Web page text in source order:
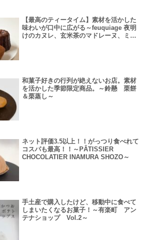
【最高のティータイム】素材を活かした
味わいが口中に広がる～feuquiage 夜明
けのカヌレ、玄米茶のマドレーヌ、ミル
和菓子好きの行列が絶えないお店。素材
を活かした季節限定商品。～鈴懸 栗餅
＆栗蒸し～
ネット評価3.5以上！！がっつり食べれて
コスパも最高！！～PÂTISSIER
CHOCOLATIER INAMURA SHOZO～
手土産で購入したけど、移動中に食べて
しまいたくなるお菓子！～有楽町 アン
テナショップ Vol.2～